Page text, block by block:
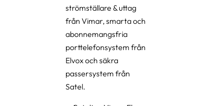
strömställare & uttag
från Vimar, smarta och
abonnemangsfria
porttelefonsystem från
Elvox och säkra
passersystem från
Satel.